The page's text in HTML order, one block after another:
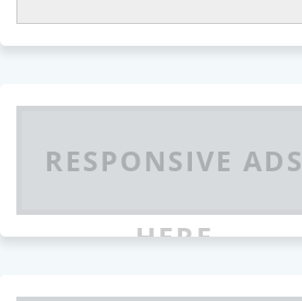
RESPONSIVE ADS
HERE